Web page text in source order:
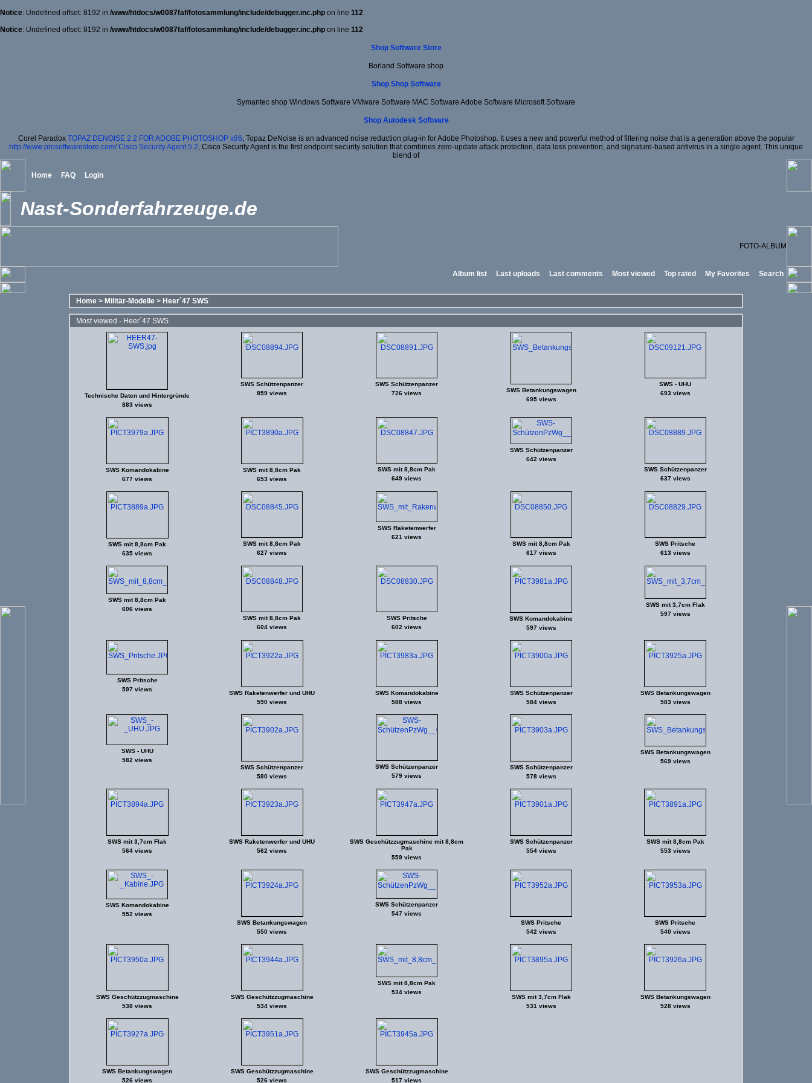
Notice: Undefined offset: 8192 in /www/htdocs/w0087faf/fotosammlung/include/debugger.inc.php on line 112
Notice: Undefined offset: 8192 in /www/htdocs/w0087faf/fotosammlung/include/debugger.inc.php on line 112
Shop Software Store
Borland Software shop
Shop Shop Software
Symantec shop Windows Software VMware Software MAC Software Adobe Software Microsoft Software
Shop Autodesk Software
Corel Paradox TOPAZ DENOISE 2.2 FOR ADOBE PHOTOSHOP x86 , Topaz DeNoise is an advanced noise reduction plug-in for Adobe Photoshop. It uses a new and powerful method of filtering noise that is a generation above the popular
http://www.prosoftwarestore.com/ Cisco Security Agent 5.2 , Cisco Security Agent is the first endpoint security solution that combines zero-update attack protection, data loss prevention, and signature-based antivirus in a single agent. This unique
blend of
Home FAQ Login
Nast-Sonderfahrzeuge.de
FOTO-ALBUM
Album list Last uploads Last comments Most viewed Top rated My Favorites Search
Home > Militär-Modelle > Heer´47 SWS
Most viewed - Heer´47 SWS
Technische Daten und Hintergründe
883 views
SWS Schützenpanzer
859 views
SWS Schützenpanzer
726 views
SWS Betankungswagen
695 views
SWS - UHU
693 views
SWS Komandokabine
677 views
SWS mit 8,8cm Pak
653 views
SWS mit 8,8cm Pak
649 views
SWS Schützenpanzer
642 views
SWS Schützenpanzer
637 views
SWS mit 8,8cm Pak
635 views
SWS mit 8,8cm Pak
627 views
SWS Raketenwerfer
621 views
SWS mit 8,8cm Pak
617 views
SWS Pritsche
613 views
SWS mit 8,8cm Pak
606 views
SWS mit 8,8cm Pak
604 views
SWS Pritsche
602 views
SWS Komandokabine
597 views
SWS mit 3,7cm Flak
597 views
SWS Pritsche
597 views
SWS Raketenwerfer und UHU
590 views
SWS Komandokabine
588 views
SWS Schützenpanzer
584 views
SWS Betankungswagen
583 views
SWS - UHU
582 views
SWS Schützenpanzer
580 views
SWS Schützenpanzer
579 views
SWS Schützenpanzer
578 views
SWS Betankungswagen
569 views
SWS mit 3,7cm Flak
564 views
SWS Raketenwerfer und UHU
562 views
SWS Geschützzugmaschine mit 8,8cm
Pak
559 views
SWS Schützenpanzer
554 views
SWS mit 8,8cm Pak
553 views
SWS Komandokabine
552 views
SWS Betankungswagen
550 views
SWS Schützenpanzer
547 views
SWS Pritsche
542 views
SWS Pritsche
540 views
SWS Geschützzugmaschine
538 views
SWS Geschützzugmaschine
534 views
SWS mit 8,8cm Pak
534 views
SWS mit 3,7cm Flak
531 views
SWS Betankungswagen
528 views
SWS Betankungswagen
526 views
SWS Geschützzugmaschine
526 views
SWS Geschützzugmaschine
517 views